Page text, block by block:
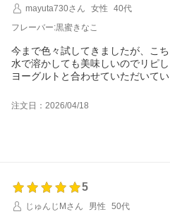
mayuta730さん
女性
40代
フレーバー:黒蜜きなこ
今まで色々試してきましたが、こ
水で溶かしても美味しいのでリピし
ヨーグルトと合わせていただいてい
注文日：2026/04/18
5
じゅんじMさん
男性
50代